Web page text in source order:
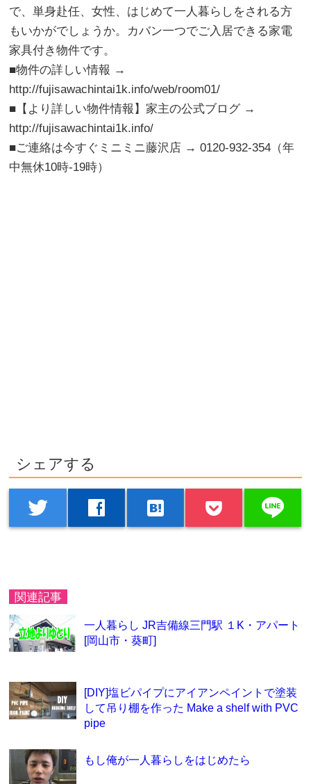
で、単身赴任、女性、はじめて一人暮らしをされる方
もいかがでしょうか。カバン一つでご入居できる家電
家具付き物件です。
■物件の詳しい情報 →
http://fujisawachintai1k.info/web/room01/
■【より詳しい物件情報】家主の公式ブログ →
http://fujisawachintai1k.info/
■ご連絡は今すぐミニミニ藤沢店 → 0120-932-354（年
中無休10時-19時）
シェアする
twitter facebook hatenabookmark line
関連記事
一人暮らし JR吉備線三門駅 １K・アパート
[岡山市・葵町]
[DIY]塩ビパイプにアイアンペイントで塗装
して吊り棚を作った Make a shelf with PVC
pipe
もし俺が一人暮らしをはじめたら